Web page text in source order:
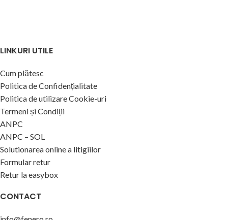
LINKURI UTILE
Cum plătesc
Politica de Confidențialitate
Politica de utilizare Cookie-uri
Termeni și Condiții
ANPC
ANPC – SOL
Solutionarea online a litigiilor
Formular retur
Retur la easybox
CONTACT